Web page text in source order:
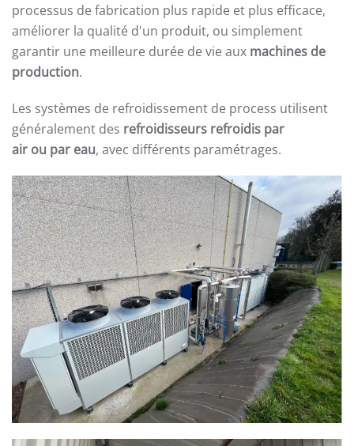
processus de fabrication plus rapide et plus efficace,
améliorer la qualité d'un produit, ou simplement
garantir une meilleure durée de vie aux machines de
production.
Les systèmes de refroidissement de process utilisent
généralement des refroidisseurs refroidis par
air ou par eau, avec différents paramétrages.